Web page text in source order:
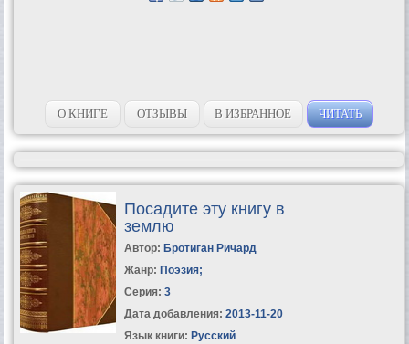
О КНИГЕ ОТЗЫВЫ В ИЗБРАННОЕ ЧИТАТЬ
Посадите эту книгу в
землю
Автор: Бротиган Ричард
Жанр: Поэзия;
Серия: 3
Дата добавления: 2013-11-20
Язык книги: Русский